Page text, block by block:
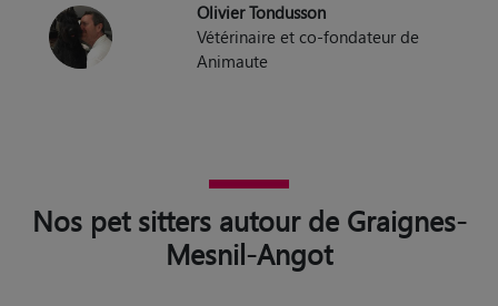
Olivier Tondusson
Vétérinaire et co-fondateur de
Animaute
Nos pet sitters autour de Graignes-
Mesnil-Angot